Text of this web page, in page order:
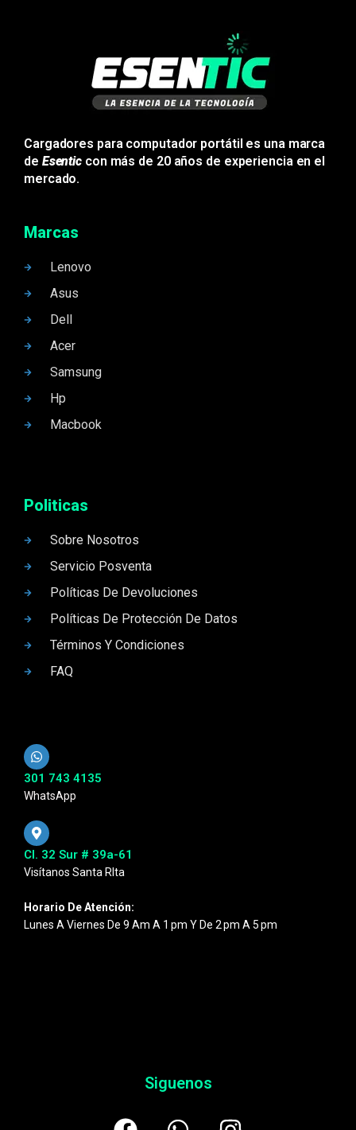
Cargadores para computador portátil es una marca
de Esentic con más de 20 años de experiencia en el
mercado.
Marcas
Lenovo
Asus
Dell
Acer
Samsung
Hp
Macbook
Politicas
Sobre Nosotros
Servicio Posventa
Políticas De Devoluciones
Políticas De Protección De Datos
Términos Y Condiciones
FAQ
301 743 4135
WhatsApp
Cl. 32 Sur # 39a-61
Visítanos Santa RIta
Horario De Atención:
Lunes A Viernes De 9 Am A 1 Pm Y De 2 Pm A 5 Pm
Siguenos